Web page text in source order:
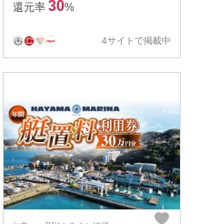
還元率 30%
4サイトで掲載中